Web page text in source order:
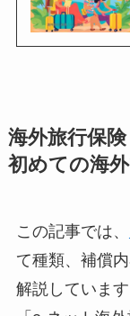
海外旅行保
初めての海
この記事では、
て種類、補償
解説していま